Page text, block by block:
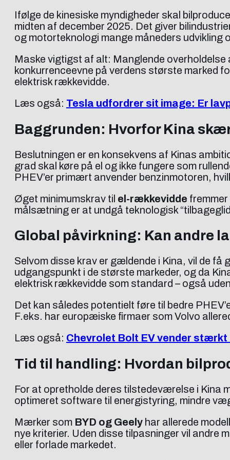
Ifølge de kinesiske myndigheder skal
midten af december 2025. Det giver
og motorteknologi mange måneders udvikling
Maske vigtigst af alt: Manglende
konkurrenceevne på verdens største marked
elektrisk rækkevidde.
Læs også: Tesla udfordrer sit image: Er
Baggrunden: Hvorfor Kina
Beslutningen er en konsekvens af Kinas
grad skal køre på el og ikke fungere som
PHEV’er primært anvender benzinmotoren,
Øget minimumskrav til el-rækkevidde
målsætning er at undgå teknologisk
Global påvirkning: Kan andre
Selvom disse krav er gældende i Kina, vil de
udgangspunkt i de største markeder, og da
elektrisk rækkevidde som standard – også
Det kan således potentielt føre til bedre
F.eks. har europæiske firmaer som Volvo
Læs også: Chevrolet Bolt EV vender
Tid til handling: Hvordan
For at opretholde deres tilstedeværelse i Kina
optimeret software til energistyring, mindre
Mærker som BYD og Geely har allerede
nye kriterier. Uden disse tilpasninger vil andre
eller forlade markedet.